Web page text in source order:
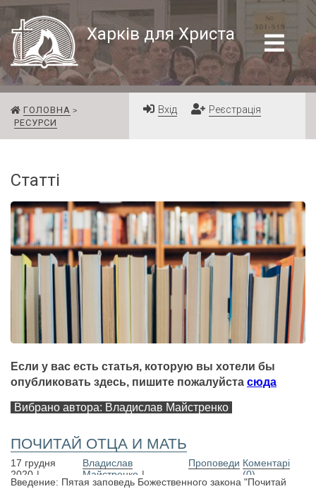
Харків для Христа
ГОЛОВНА
РЕСУРСИ
Вхід Реєстрація
Статті
Если у вас есть статья, которую вы хотели бы
опубликовать здесь, пишите пожалуйста сюда
Вибрано автора: Владислав Майстренко
ПОЧИТАЙ ОТЦА И МАТЬ
17 грудня
2020
Владислав
Майстренко
Проповеди Коментарі
(0)
Введение: Пятая заповедь Божественного закона "Почитай